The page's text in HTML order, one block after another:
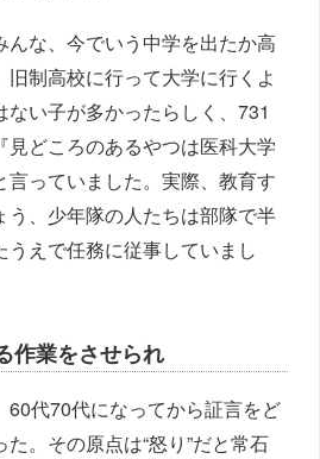
んな、今でいう中学を出たか高
制高校に行って大学に行くよ
ない子が多かったらしく、731
見どころのあるやつは医科大学
言っていました。実際、教育す
う、少年隊の人たちは部隊で半
えで任務に従事していまし
作業をさせられ
60代70代になってから証言をど
。その原点は“怒り”だと常石